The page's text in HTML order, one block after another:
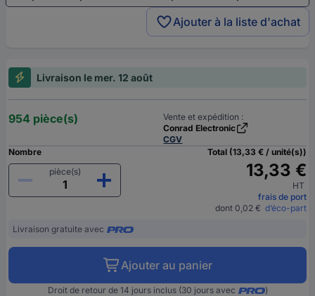
Ajouter à la liste d'achat
Livraison le mer. 12 août
954 pièce(s)
Vente et expédition :
Conrad Electronic
CGV
Nombre
pièce(s)
Total (13,33 € / unité(s))
13,33 €
HT
frais de port
dont 0,02 € d’éco-part
Livraison gratuite avec
Ajouter au panier
Droit de retour de 14 jours inclus (30 jours avec )